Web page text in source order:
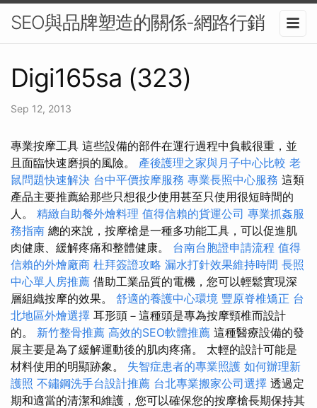
SEO與品牌塑造的關係-網路行銷
Digi165sa (323)
Sep 12, 2013
專業按摩工具 這些設備的部件在運行過程中負載很重，並
且面臨快速磨損的風險。 產後護理之家與月子中心比較 老
鼠問題快速解決 台中平價按摩服務 專業長照中心服務 這類
產品主要推薦給那些只想很少使用甚至只使用很短時間的
人。 精緻自助餐外燴料理 值得信賴的貨運公司 專業抓姦服
務指南 總的來說，按摩槍是一種多功能工具，可以促進肌
肉健康、緩解疼痛和整體健康。 台南台胞證申請流程 值得
信賴的外燴廠商 杜拜簽證攻略 漏水打針效果維持時間 長照
中心單人房推薦 借助工業品質的電機，您可以輕鬆實現深
層組織按摩的效果。 舒適的養護中心環境 豐原脊椎矯正 台
北地區外燴選擇 耳形頭－這種頭是專為按摩頸椎而設計
的。 新竹整骨推薦 高效的SEO軟體推薦 這種醫療設備的發
展主要是為了緩解運動後的肌肉疼痛。 太輕的設計可能是
材料使用的明顯跡象。 失智症患者的專業照護 如何辦理新
護照 不鏽鋼洗手台設計推薦 台北專業搬家公司選擇 透過定
期和適當的清潔和維護，您可以確保您的按摩槍長期保持其